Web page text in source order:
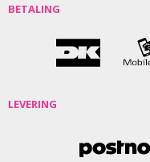
BETALING
LEVERING